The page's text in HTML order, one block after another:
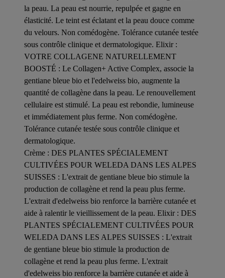
la peau. La peau est nourrie, repulpée et gagne en
élasticité. Le teint est éclatant et la peau douce comme
du velours. Non comédogène. Tolérance cutanée testée
sous contrôle clinique et dermatologique. Elixir :
VOTRE COLLAGENE NATURELLEMENT
BOOSTÉ : Le Collagen+ Active Complex, associe la
gentiane bleue bio et l'edelweiss bio, augmente la
quantité de collagène dans la peau. Le renouvellement
cellulaire est stimulé. La peau est rebondie, lumineuse
et immédiatement plus ferme. Non comédogène.
Tolérance cutanée testée sous contrôle clinique et
dermatologique.
Crème : DES PLANTES SPÉCIALEMENT
CULTIVÉES POUR WELEDA DANS LES ALPES
SUISSES : L'extrait de gentiane bleue bio stimule la
production de collagène et rend la peau plus ferme.
L'extrait d'edelweiss bio renforce la barrière cutanée et
aide à ralentir le vieillissement de la peau. Elixir : DES
PLANTES SPÉCIALEMENT CULTIVÉES POUR
WELEDA DANS LES ALPES SUISSES : L'extrait
de gentiane bleue bio stimule la production de
collagène et rend la peau plus ferme. L'extrait
d'edelweiss bio renforce la barrière cutanée et aide à